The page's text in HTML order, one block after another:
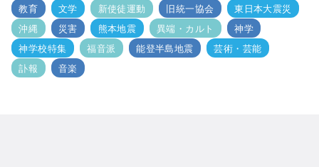
教育
文学 新使徒運動 旧統一協会
東日本大震災
沖縄
災害 熊本地震 異端・カルト
神学
神学校特集
福音派 能登半島地震
芸術・芸能
訃報
音楽